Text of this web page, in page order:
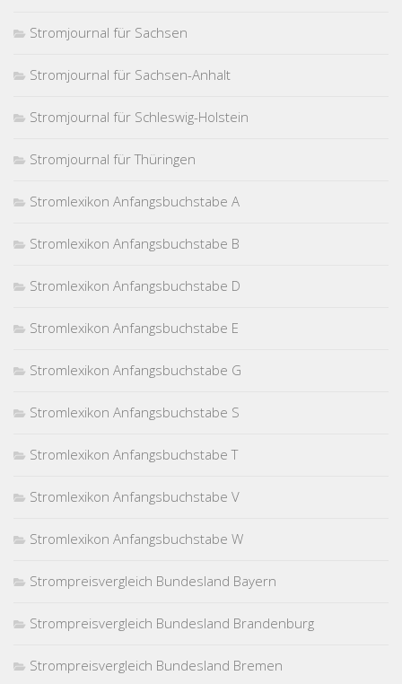
Stromjournal für Sachsen
Stromjournal für Sachsen-Anhalt
Stromjournal für Schleswig-Holstein
Stromjournal für Thüringen
Stromlexikon Anfangsbuchstabe A
Stromlexikon Anfangsbuchstabe B
Stromlexikon Anfangsbuchstabe D
Stromlexikon Anfangsbuchstabe E
Stromlexikon Anfangsbuchstabe G
Stromlexikon Anfangsbuchstabe S
Stromlexikon Anfangsbuchstabe T
Stromlexikon Anfangsbuchstabe V
Stromlexikon Anfangsbuchstabe W
Strompreisvergleich Bundesland Bayern
Strompreisvergleich Bundesland Brandenburg
Strompreisvergleich Bundesland Bremen